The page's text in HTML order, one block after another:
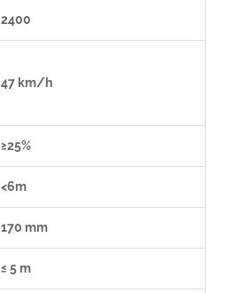
2400
47 km/h
≥25%
<6m
170 mm
≤ 5 m